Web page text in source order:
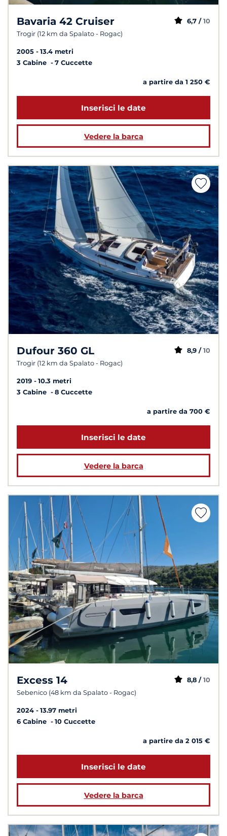
Bavaria 42 Cruiser
Trogir (12 km da Spalato - Rogac)
6,7 / 10
2005
13.4 metri
3 Cabine
7 Cuccette
a partire da 1 250 €
Inserisci le date
Vedere la barca
Dufour 360 GL
Trogir (12 km da Spalato - Rogac)
8,9 / 10
2019
10.3 metri
3 Cabine
8 Cuccette
a partire da 700 €
Inserisci le date
Vedere la barca
Excess 14
Sebenico (48 km da Spalato - Rogac)
8,8 / 10
2024
13.97 metri
6 Cabine
10 Cuccette
a partire da 2 015 €
Inserisci le date
Vedere la barca